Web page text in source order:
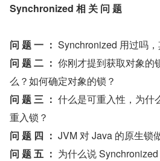
Synchronized 相 关 问 题
问 题 一 ： Synchronized 用过吗
问 题 二 ： 你刚才提到获取对象的
么？如何确定对象的锁？
问 题 三 ： 什么是可重入性，为什
重入锁？
问 题 四 ： JVM 对 Java 的原生锁
问 题 五 ： 为什么说